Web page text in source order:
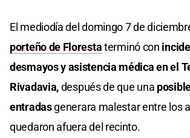
El mediodía del domingo 7 de
porteño de Florestaterminó con
desmayos y asistencia médica en el
Rivadavia,después de que una
entradasgenerara malestar entre los
quedaron afuera del recinto.